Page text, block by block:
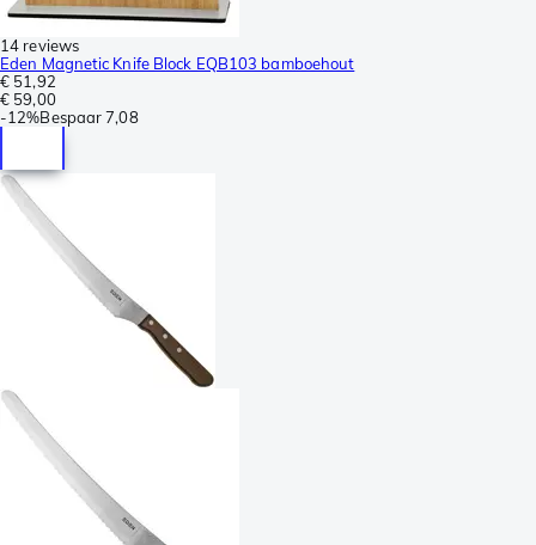
14 reviews
Eden Magnetic Knife Block EQB103 bamboehout
€ 51,92
€ 59,00
-12%Bespaar 7,08